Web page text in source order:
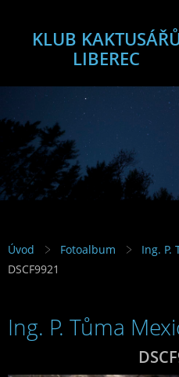
KLUB
LIBEREC
Úvod Fotoalbum
Ing. P.
DSCF9921
Ing. P. Tůma